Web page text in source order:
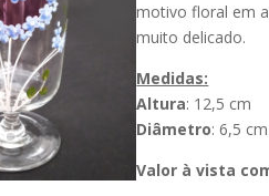
motivo floral em
muito delicado.
Medidas:
Altura: 12,5 cm
Diâmetro: 6,5 cm
Valor à vista